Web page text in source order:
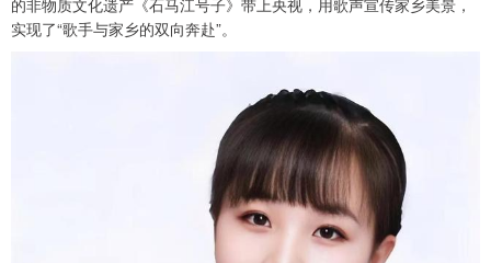
的非物质文化遗产《石马江号子》带上央视，用歌声宣传家乡美景，
实现了“歌手与家乡的双向奔赴”。